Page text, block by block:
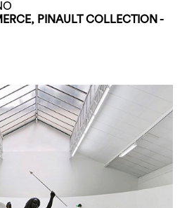
PINAULT COLLECTION -